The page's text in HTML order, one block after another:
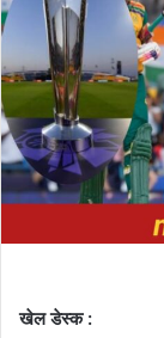
खेल डेस्क :